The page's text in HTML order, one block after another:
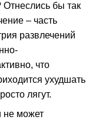
бы так
– часть
развлечений
что
ухудшать
лягут.
не может